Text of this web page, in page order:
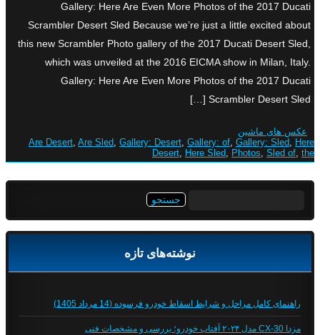
Gallery: Here Are Even More Photos of the 2017 Ducati
Scrambler Desert Sled Because we’re just a little excited about
this new Scrambler Photo gallery of the 2017 Ducati Desert Sled,
which was unveiled at the 2016 EICMA show in Milan, Italy.
Gallery: Here Are Even More Photos of the 2017 Ducati
Scrambler Desert Sled […]
عکس های ماشین
Are Desert, Are Sled, Gallery: Desert, Gallery: of, Gallery: Sled, Here
Desert, Here Sled, Photos, Sled of, the
نوشته‌های تازه
راهنمای کامل مراحل و شرایط اسقاط خودرو فرسوده (14 مرداد 1405)
مزدا CX-30 مدل ۲۰۲۴ آفتاب خودرو؛ بررسی و مشخصات فنی